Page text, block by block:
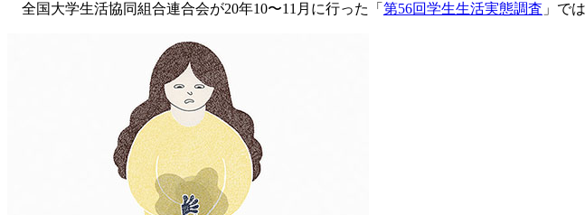
全国大学生活協同組合連合会が20年10〜11月に行った「 第56回学生生活実態調査 」で